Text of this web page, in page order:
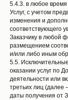
5.4.3. в любое
Услуг, с учетом
изменения и
соответствующего
Заказчику в любой
размещением
и/или либо иным
5.5.
оказании услуг по
деятельности или
третьих лиц (далее
даты получения от